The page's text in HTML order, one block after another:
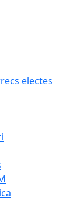
electes